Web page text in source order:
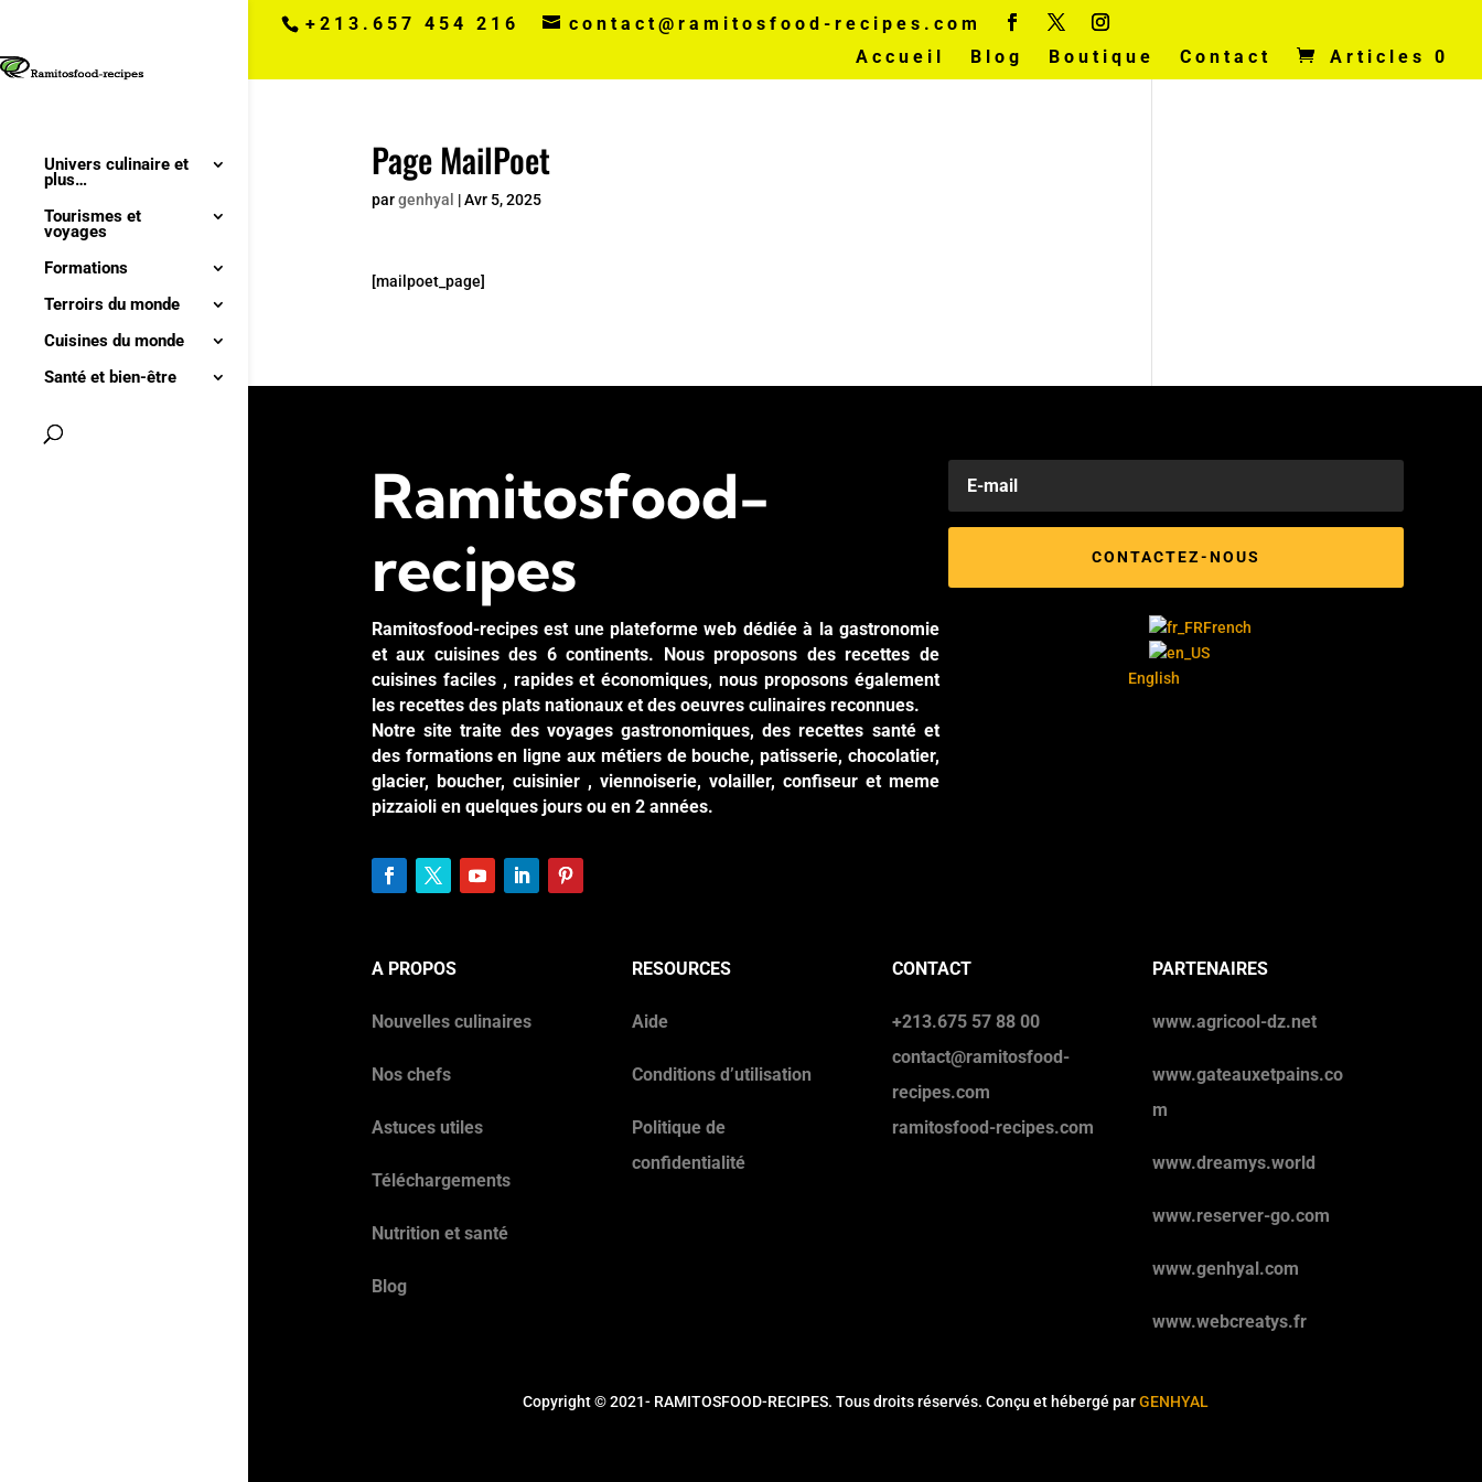
+213.657 454 216
contact@ramitosfood-recipes.com
Accueil
Blog Boutique Contact Articles 0
Univers culinaire et
plus…
Tourismes et
voyages
Formations
Terroirs du monde
Cuisines du monde
Santé et bien-être
Page MailPoet
pargenhyal |Avr 5, 2025
[mailpoet_page]
Ramitosfood-
recipes
Ramitosfood-recipes est une plateforme web dédiée à la gastronomie
et aux cuisines des 6 continents. Nous proposons des recettes de
cuisines faciles , rapides et économiques, nous proposons également
les recettes des plats nationaux et des oeuvres culinaires reconnues.
Notre site traite des voyages gastronomiques, des recettes santé et
des formations en ligne aux métiers de bouche, patisserie, chocolatier,
glacier, boucher, cuisinier , viennoiserie, volailler, confiseur et meme
pizzaioli en quelques jours ou en 2 années.
CONTACTEZ-NOUS
French
English
A PROPOS
Nouvelles culinaires
Nos chefs
Astuces utiles
Téléchargements
Nutrition et santé
Blog
RESOURCES
Aide
Conditions d’utilisation
Politique de
confidentialité
CONTACT
+213.675 57 88 00
contact@ramitosfood-
recipes.com
ramitosfood-recipes.com
PARTENAIRES
www.agricool-dz.net
www.gateauxetpains.co
m
www.dreamys.world
www.reserver-go.com
www.genhyal.com
www.webcreatys.fr
Copyright © 2021- RAMITOSFOOD-RECIPES. Tous droits réservés. Conçu et hébergé parGENHYAL